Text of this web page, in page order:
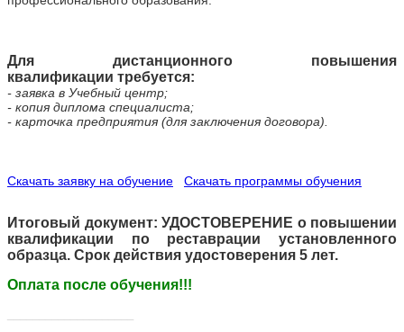
Для дистанционного повышения
квалификации требуется:
- заявка в Учебный центр;
- копия диплома специалиста;
- карточка предприятия (для заключения договора).
Скачать заявку на обучение Скачать программы обучения
Итоговый документ: УДОСТОВЕРЕНИЕ о повышении
квалификации по реставрации установленного
образца. Срок действия удостоверения 5 лет.
Оплата после обучения!!!